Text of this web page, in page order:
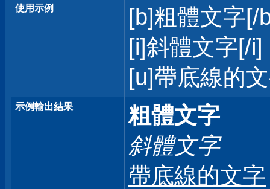
使用示例
[b]粗體文字[/
[i]斜體文字[/i]
[u]帶底線的
示例輸出結果
粗體文字
斜體文字
帶底線的文字